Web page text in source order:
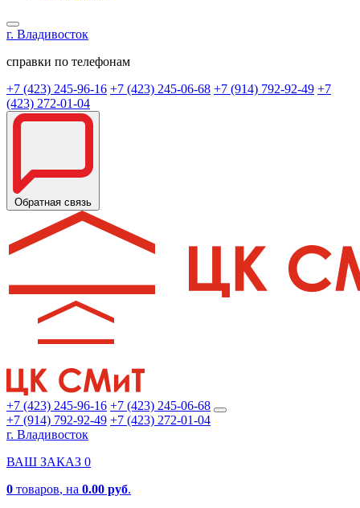
г. Владивосток
справки по телефонам
+7 (423) 245-96-16 +7 (423) 245-06-68 +7 (914) 792-92-49 +7
(423) 272-01-04
Обратная связь
+7 (423) 245-96-16 +7 (423) 245-06-68
+7 (914) 792-92-49 +7 (423) 272-01-04
г. Владивосток
ВАШ ЗАКАЗ 0
0 товаров, на 0.00 руб.